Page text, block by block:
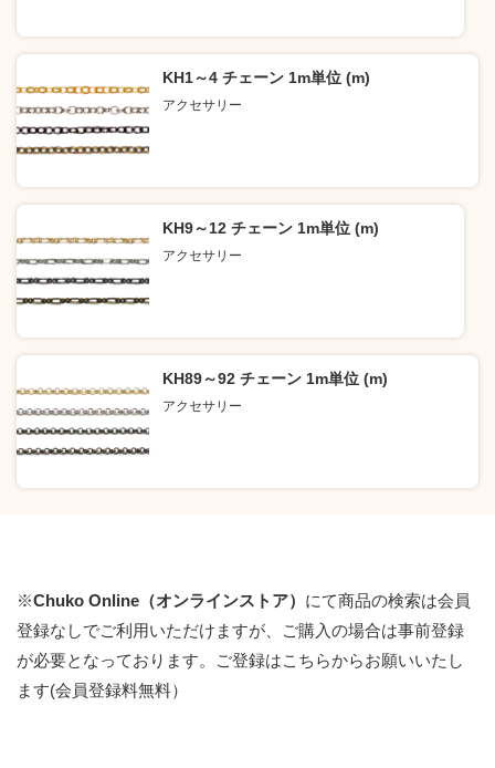
KH1～4 チェーン 1m単位 (m)
アクセサリー
KH9～12 チェーン 1m単位 (m)
アクセサリー
KH89～92 チェーン 1m単位 (m)
アクセサリー
※Chuko Online（オンラインストア） にて商品の検索は会員
登録なしでご利用いただけますが、ご購入の場合は事前登録
が必要となっております。
ご登録はこちらからお願いいたし
ます(会員登録料無料）